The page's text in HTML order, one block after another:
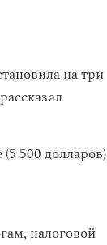
на три
500 долларов)
налоговой